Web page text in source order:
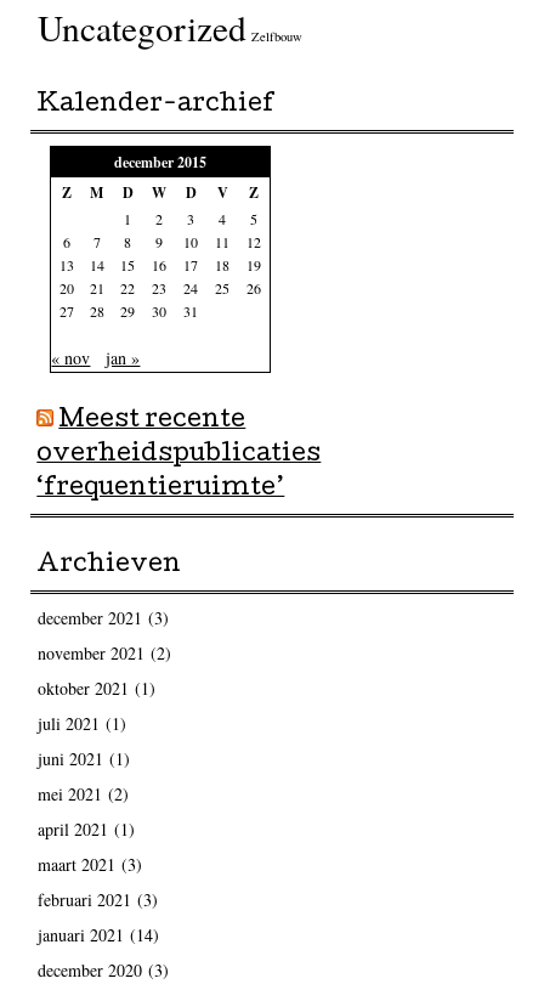
Uncategorized Zelfbouw
Kalender-archief
december 2015
Z
M D W D V Z
1 2 3 4
5
6
7 8 9 10 11
12
13
14 15 16 17 18
19
20
21 22 23 24 25
26
27
28 29 30 31
« nov jan »
Meest recente
overheidspublicaties
‘frequentieruimte’
Archieven
december 2021 (3)
november 2021 (2)
oktober 2021 (1)
juli 2021 (1)
juni 2021 (1)
mei 2021 (2)
april 2021 (1)
maart 2021 (3)
februari 2021 (3)
januari 2021 (14)
december 2020(3)